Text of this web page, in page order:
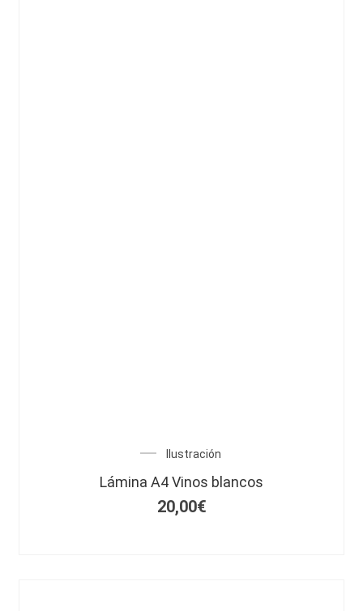
Ilustración
Lámina A4 Vinos blancos
20,00€